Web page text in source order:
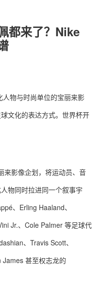
都来了？Nike
物与时尚单位的宝丽来影
文化的表达方式。世界杯开
来影像企划，将运动员、音
物同时拉进同一个叙事宇
、Erling Haaland、
Jr.、Cole Palmer 等足球代
、Travis Scott、
甚至权志龙的